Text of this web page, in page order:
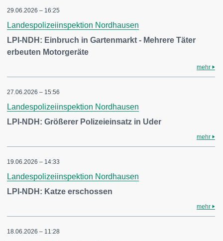
29.06.2026 – 16:25
Landespolizeiinspektion Nordhausen
LPI-NDH: Einbruch in Gartenmarkt - Mehrere Täter
erbeuten Motorgeräte
mehr
27.06.2026 – 15:56
Landespolizeiinspektion Nordhausen
LPI-NDH: Größerer Polizeieinsatz in Uder
mehr
19.06.2026 – 14:33
Landespolizeiinspektion Nordhausen
LPI-NDH: Katze erschossen
mehr
18.06.2026 – 11:28